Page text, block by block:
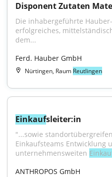
Disponent Zutaten
Die inhabergeführte
erfolgreiches,
dem...
Ferd. Hauber GmbH
Nürtingen, Raum Reutlingen
Einkaufsleiter:in
"...sowie
Einkaufsteams Entwicklung
unternehmensweiten
ANTHROPOS GmbH